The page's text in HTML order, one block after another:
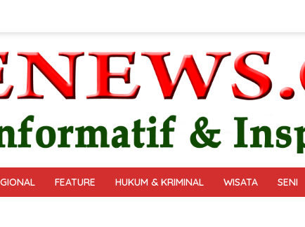
FEATURE HUKUM & KRIMINAL WISATA SENI